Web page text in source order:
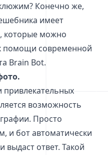
Конечно же,
имеет
которые можно
помощи современной
Brain Bot.
возможность
Просто
и бот автоматически
выдаст ответ. Такой